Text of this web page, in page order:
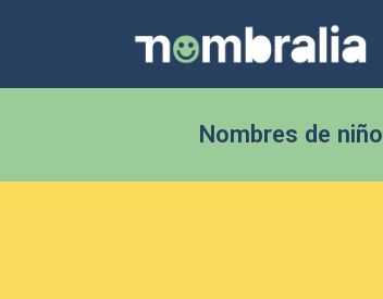
Nombres de niño